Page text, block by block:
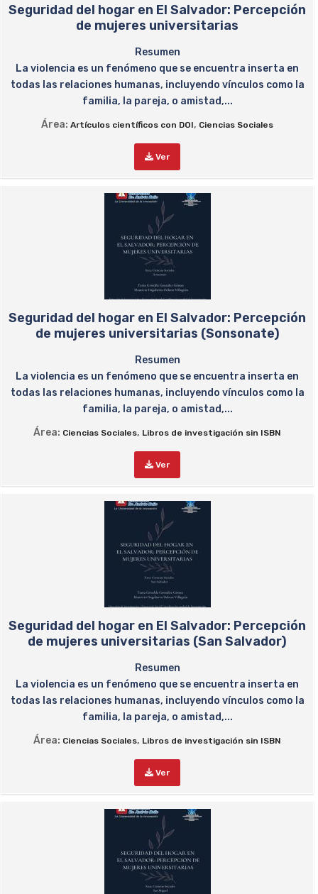
Seguridad del hogar en El Salvador: Percepción
de mujeres universitarias
Resumen
La violencia es un fenómeno que se encuentra inserta en
todas las relaciones humanas, incluyendo vínculos como la
familia, la pareja, o amistad,...
Área: Artículos científicos con DOI, Ciencias Sociales
Ver
Seguridad del hogar en El Salvador: Percepción
de mujeres universitarias (Sonsonate)
Resumen
La violencia es un fenómeno que se encuentra inserta en
todas las relaciones humanas, incluyendo vínculos como la
familia, la pareja, o amistad,...
Área: Ciencias Sociales, Libros de investigación sin ISBN
Ver
Seguridad del hogar en El Salvador: Percepción
de mujeres universitarias (San Salvador)
Resumen
La violencia es un fenómeno que se encuentra inserta en
todas las relaciones humanas, incluyendo vínculos como la
familia, la pareja, o amistad,...
Área: Ciencias Sociales, Libros de investigación sin ISBN
Ver